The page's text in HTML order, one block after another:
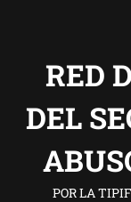
RED
DEL
POR LA